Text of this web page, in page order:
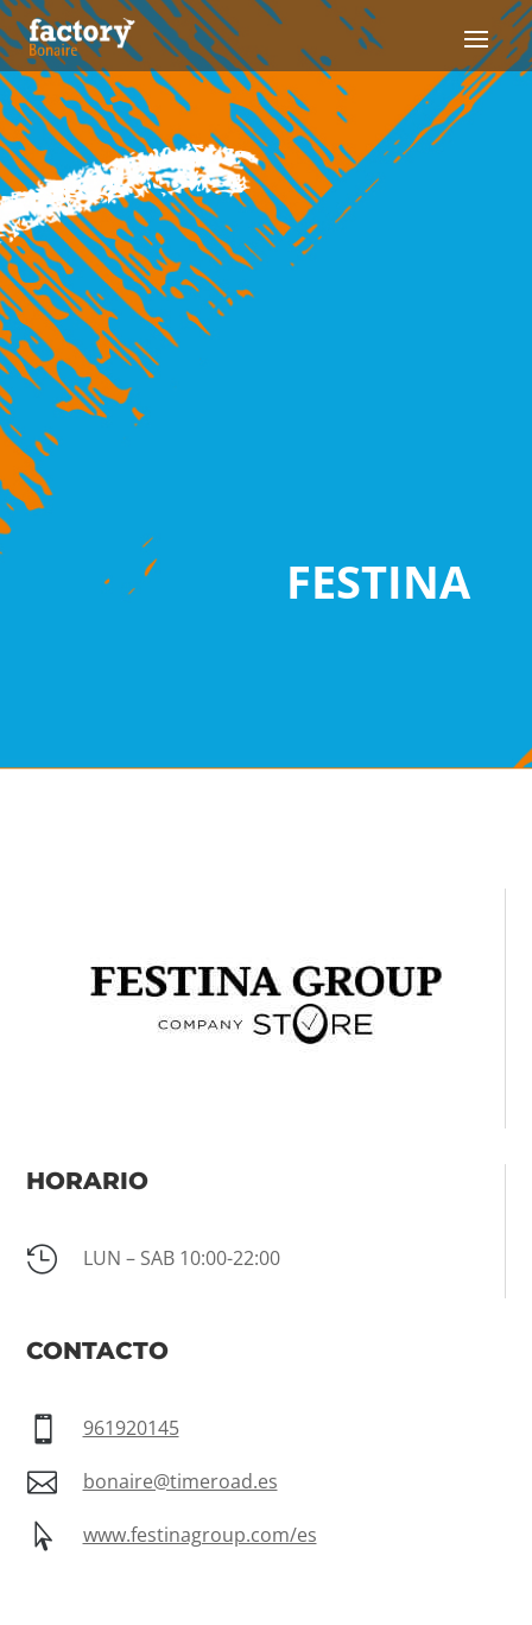
FESTINA
HORARIO
 LUN – SAB 10:00-22:00
CONTACTO
 961920145
 bonaire@timeroad.es
 www.festinagroup.com/es